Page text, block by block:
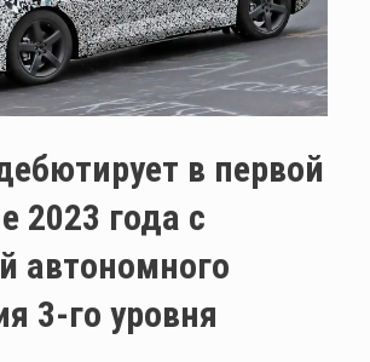
в первой
2023 года с
автономного
3-го уровня